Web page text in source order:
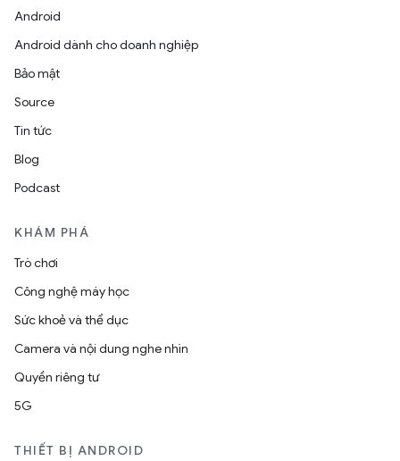
Android
Android dành cho doanh nghiệp
Bảo mật
Source
Tin tức
Blog
Podcast
KHÁM PHÁ
Trò chơi
Công nghệ máy học
Sức khoẻ và thể dục
Camera và nội dung nghe nhìn
Quyền riêng tư
5G
THIẾT BỊ ANDROID